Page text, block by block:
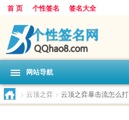
首 页 个性签名 签名大全
网站导航
> 云顶之弈 > 云顶之弈暴击流怎么打